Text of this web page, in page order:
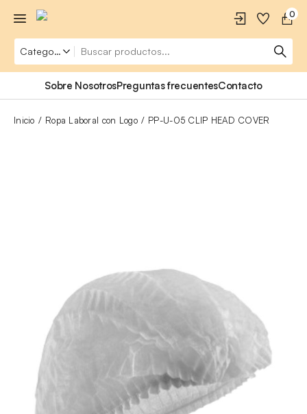
0
Sobre NosotrosPreguntas frecuentesContacto
Inicio Ropa Laboral con Logo PP-U-05 CLIP HEAD COVER